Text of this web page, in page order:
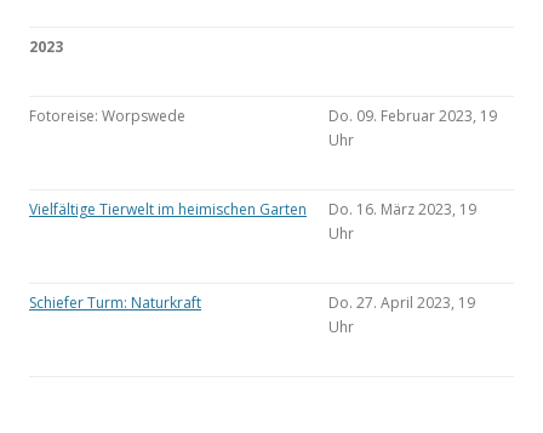
2023
Fotoreise: Worpswede
Do. 09. Februar 2023, 19
Uhr
Vielfältige Tierwelt im heimischen Garten
Do. 16. März 2023, 19
Uhr
Schiefer Turm: Naturkraft
Do. 27. April 2023, 19
Uhr